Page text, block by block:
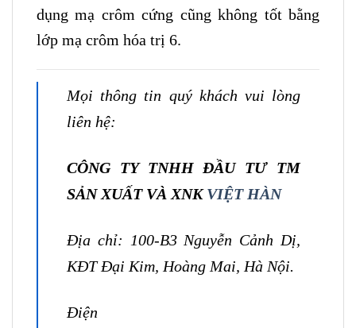
dụng mạ crôm cứng cũng không tốt bằng
lớp mạ crôm hóa trị 6.
Mọi thông tin quý khách vui lòng
liên hệ:
CÔNG TY TNHH ĐẦU TƯ TM
SẢN XUẤT VÀ XNKVIỆT HÀN
Địa chỉ: 100-B3 Nguyễn Cảnh Dị,
KĐT Đại Kim, Hoàng Mai, Hà Nội.
Điện